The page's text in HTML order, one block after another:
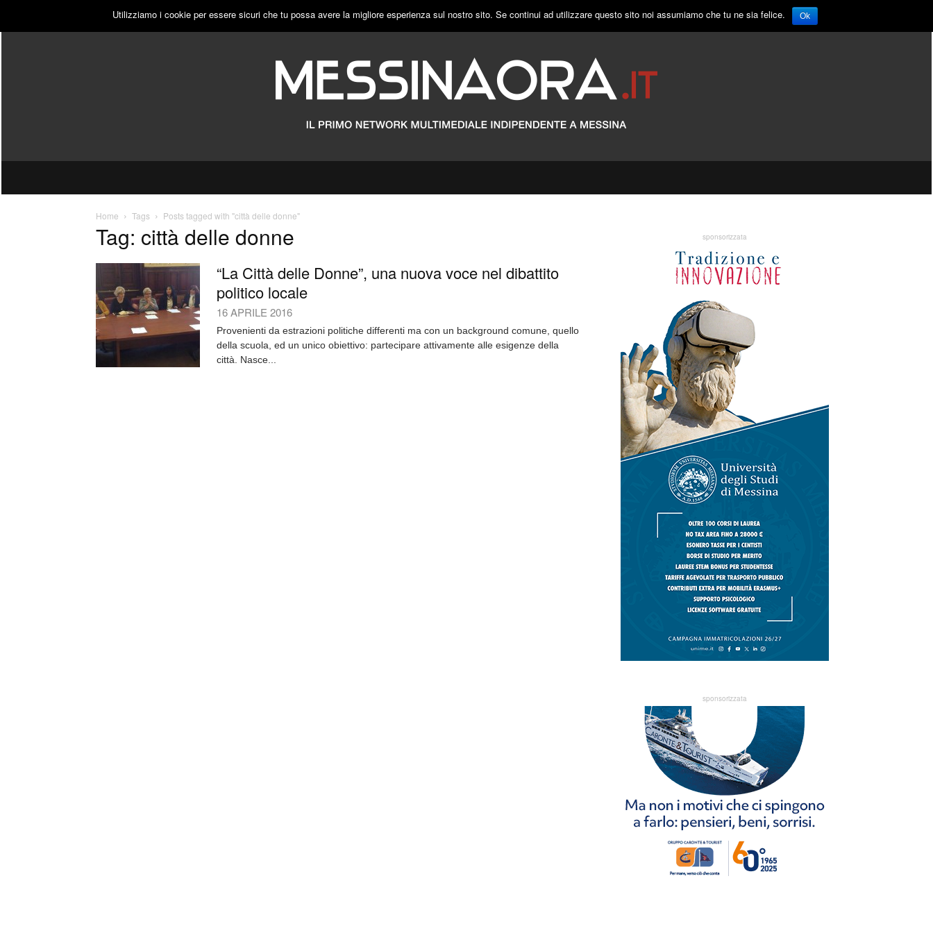
DOMENICA, 9 AGOSTO 2026 PUBBLICITÀ
Home Tags Posts tagged with "città delle donne"
Tag: città delle donne
“La Città delle Donne”, una nuova voce nel dibattito
politico locale
16 APRILE 2016
Provenienti da estrazioni politiche differenti ma con un background comune, quello
della scuola, ed un unico obiettivo: partecipare attivamente alle esigenze della
città. Nasce...
sponsorizzata
sponsorizzata
Utilizziamo i cookie per essere sicuri che tu possa avere la migliore esperienza sul nostro sito. Se continui ad utilizzare questo sito noi assumiamo che tu ne sia felice. Ok